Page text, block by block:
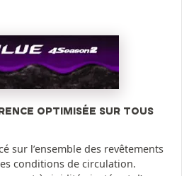
OPTIMISÉE SUR TOUS
sur l’ensemble des revêtements
conditions de circulation.